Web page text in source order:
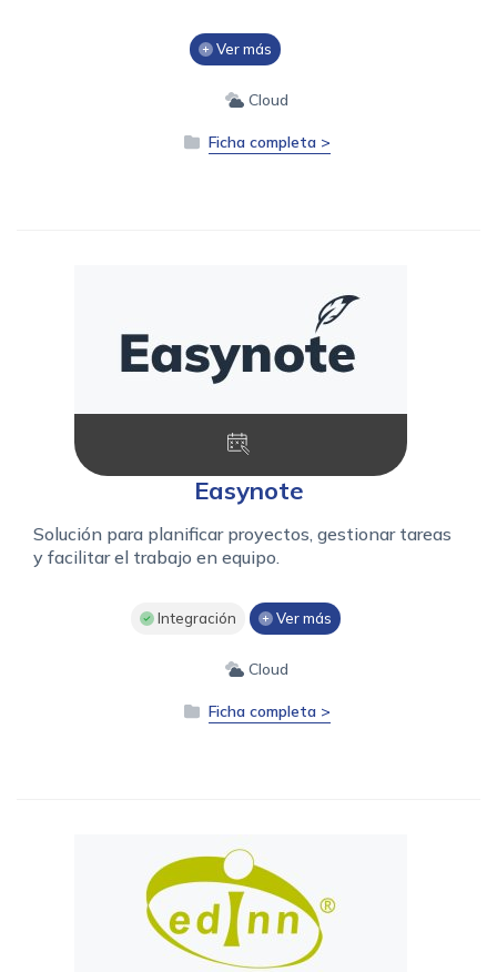
Ver más
Cloud
Ficha completa >
Easynote
Solución para planificar proyectos, gestionar tareas
y facilitar el trabajo en equipo.
Integración Ver más
Cloud
Ficha completa >